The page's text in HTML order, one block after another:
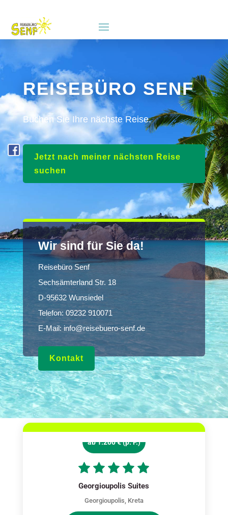
REISEBÜRO SENF
Buchen Sie Ihre nächste Reise.
Jetzt nach meiner nächsten Reise
suchen
Wir sind für Sie da!
Reisebüro Senf
Sechsämterland Str. 18
D-95632 Wunsiedel
Telefon: 09232 910071
E-Mail:info@reisebuero-senf.de
Kontakt
ab 1.200 € (p. P.)
Georgioupolis Suites
Georgioupolis, Kreta